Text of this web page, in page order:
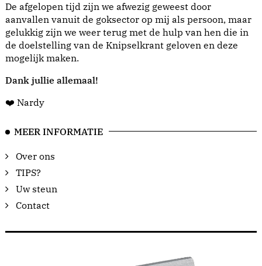
De afgelopen tijd zijn we afwezig geweest door
aanvallen vanuit de goksector op mij als persoon, maar
gelukkig zijn we weer terug met de hulp van hen die in
de doelstelling van de Knipselkrant geloven en deze
mogelijk maken.
Dank jullie allemaal!
❤️ Nardy
MEER INFORMATIE
Over ons
TIPS?
Uw steun
Contact